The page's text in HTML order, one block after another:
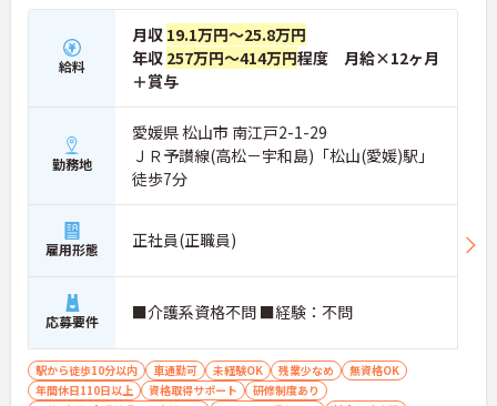
給料
月収 19.1万円～25.8万円
年収 257万円～414万円程度 月給×12ヶ月
＋賞与
勤務地
愛媛県 松山市 南江戸2-1-29
ＪＲ予讃線(高松－宇和島)「松山(愛媛)駅」
徒歩7分
雇用形態 正社員(正職員)
応募要件 ■介護系資格不問 ■経験：不問
駅から徒歩10分以内 車通勤可 未経験OK 残業少なめ
無資格OK
年間休日110日以上
資格取得サポート
研修制度あり